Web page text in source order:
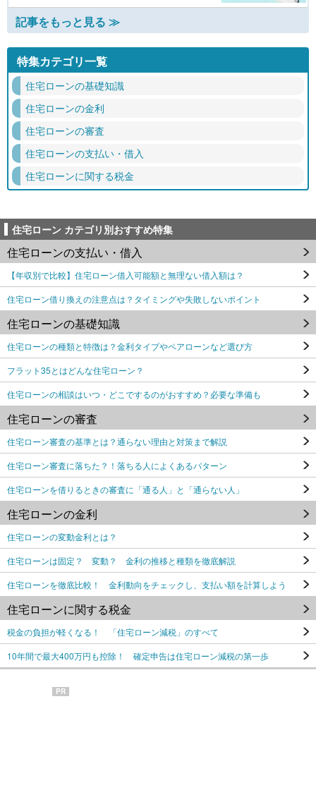
記事をもっと見る ≫
特集カテゴリ一覧
住宅ローンの基礎知識
住宅ローンの金利
住宅ローンの審査
住宅ローンの支払い・借入
住宅ローンに関する税金
住宅ローン カテゴリ別おすすめ特集
住宅ローンの支払い・借入
【年収別で比較】住宅ローン借入可能額と無理ない借入額は？
住宅ローン借り換えの注意点は？タイミングや失敗しないポイント
住宅ローンの基礎知識
住宅ローンの種類と特徴は？金利タイプやペアローンなど選び方
フラット35とはどんな住宅ローン？
住宅ローンの相談はいつ・どこでするのがおすすめ？必要な準備も
住宅ローンの審査
住宅ローン審査の基準とは？通らない理由と対策まで解説
住宅ローン審査に落ちた？！落ちる人によくあるパターン
住宅ローンを借りるときの審査に「通る人」と「通らない人」
住宅ローンの金利
住宅ローンの変動金利とは？
住宅ローンは固定？ 変動？ 金利の推移と種類を徹底解説
住宅ローンを徹底比較！ 金利動向をチェックし、支払い額を計算しよう
住宅ローンに関する税金
税金の負担が軽くなる！ 「住宅ローン減税」のすべて
10年間で最大400万円も控除！ 確定申告は住宅ローン減税の第一歩
PR